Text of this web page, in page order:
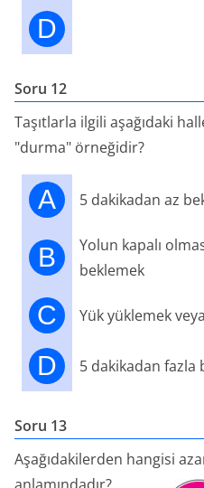
D
Soru 12
Taşıtlarla ilgili aşağıdaki
"durma" örneğidir?
A 5 dakikadan az
B
Yolun kapalı
beklemek
C Yük yüklemek
D 5 dakikadan fazla
Soru 13
Aşağıdakilerden hangisi